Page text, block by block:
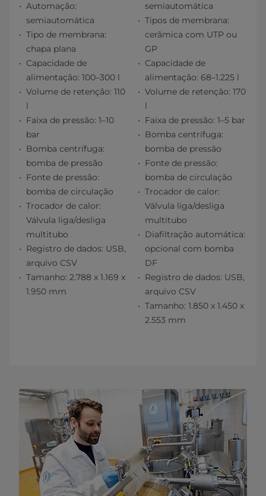
Automação:
semiautomática
Tipo de membrana:
chapa plana
Capacidade de
alimentação: 100–300 l
Volume de retenção: 110
l
Faixa de pressão: 1–10
bar
Bomba centrífuga:
bomba de pressão
Fonte de pressão:
bomba de circulação
Trocador de calor:
Válvula liga/desliga
multitubo
Registro de dados: USB,
arquivo CSV
Tamanho: 2.788 x 1.169 x
1.950 mm
semiautomática
Tipos de membrana:
cerâmica com UTP ou
GP
Capacidade de
alimentação: 68–1.225 l
Volume de retenção: 170
l
Faixa de pressão: 1–5 bar
Bomba centrífuga:
bomba de pressão
Fonte de pressão:
bomba de circulação
Trocador de calor:
Válvula liga/desliga
multitubo
Diafiltração automática:
opcional com bomba
DF
Registro de dados: USB,
arquivo CSV
Tamanho: 1.850 x 1.450 x
2.553 mm